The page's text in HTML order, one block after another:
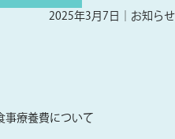
2025年3月7日｜ お知らせ
療養費について